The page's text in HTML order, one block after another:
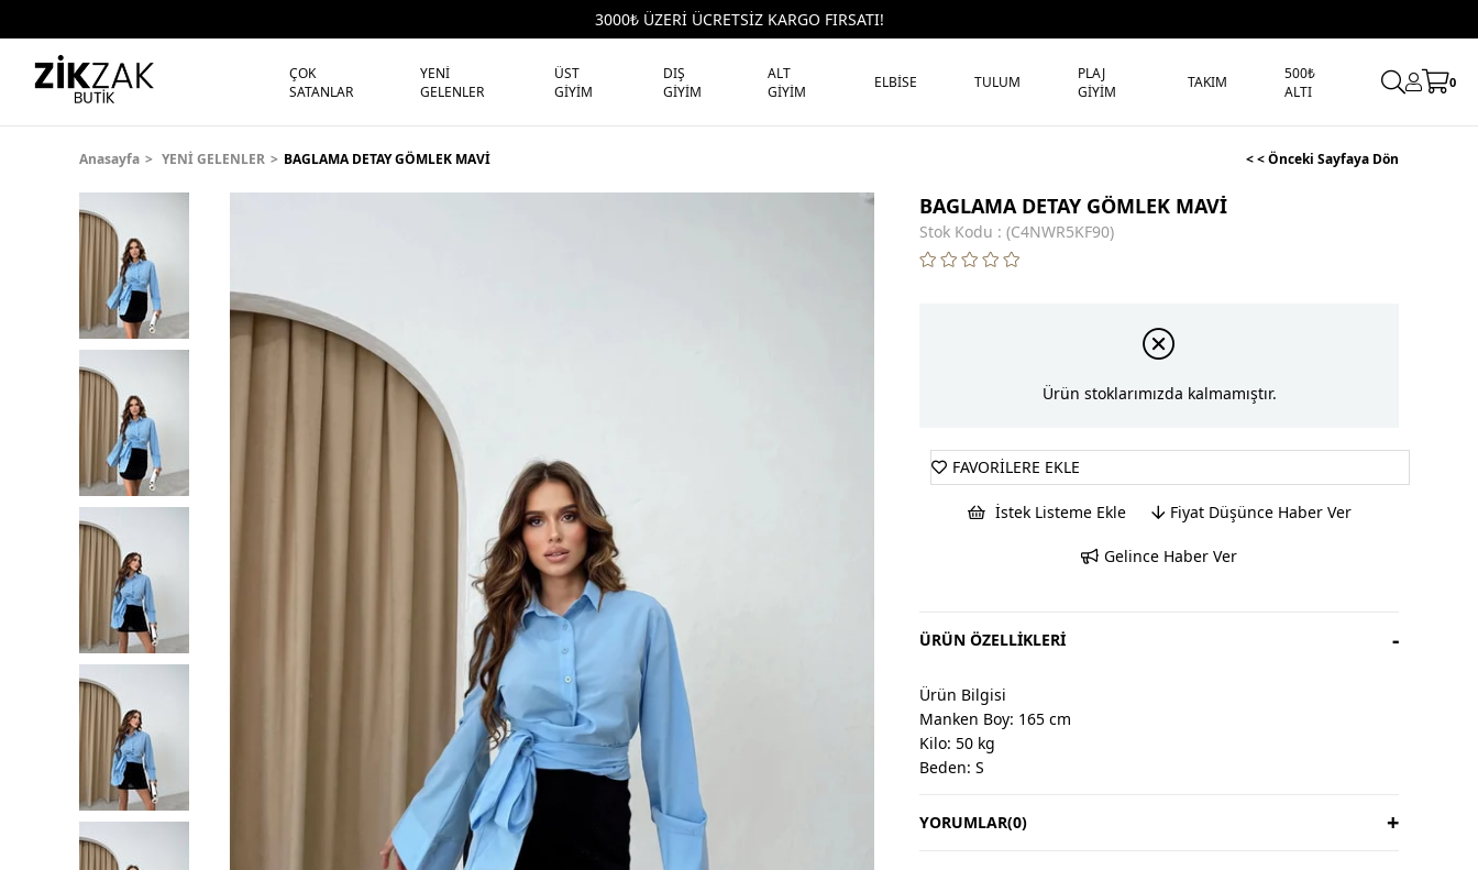
3000₺ ÜZERİ ÜCRETSİZ KARGO FIRSATI!
ÇOK
SATANLAR
YENİ
GELENLER
ÜST
GİYİM
DIŞ
GİYİM
ALT
GİYİM
ELBİSE TULUM
PLAJ
GİYİM
TAKIM
500₺
ALTI
0
Anasayfa YENİ GELENLER BAGLAMA DETAY GÖMLEK MAVİ < < Önceki Sayfaya Dön
BAGLAMA DETAY GÖMLEK MAVİ
Stok Kodu (C4NWR5KF90)
Ürün stoklarımızda kalmamıştır.
FAVORILERE EKLE
İstek Listeme Ekle Fiyat Düşünce Haber Ver
Gelince Haber Ver
ÜRÜN ÖZELLIKLERI
Ürün Bilgisi
Manken Boy: 165 cm
Kilo: 50 kg
Beden: S
Değişim & İade
YORUMLAR(0)